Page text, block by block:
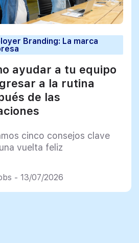
Branding: La marca
ayudar a tu equipo
a la rutina
de las
cinco consejos clave
vuelta feliz
- 13/07/2026